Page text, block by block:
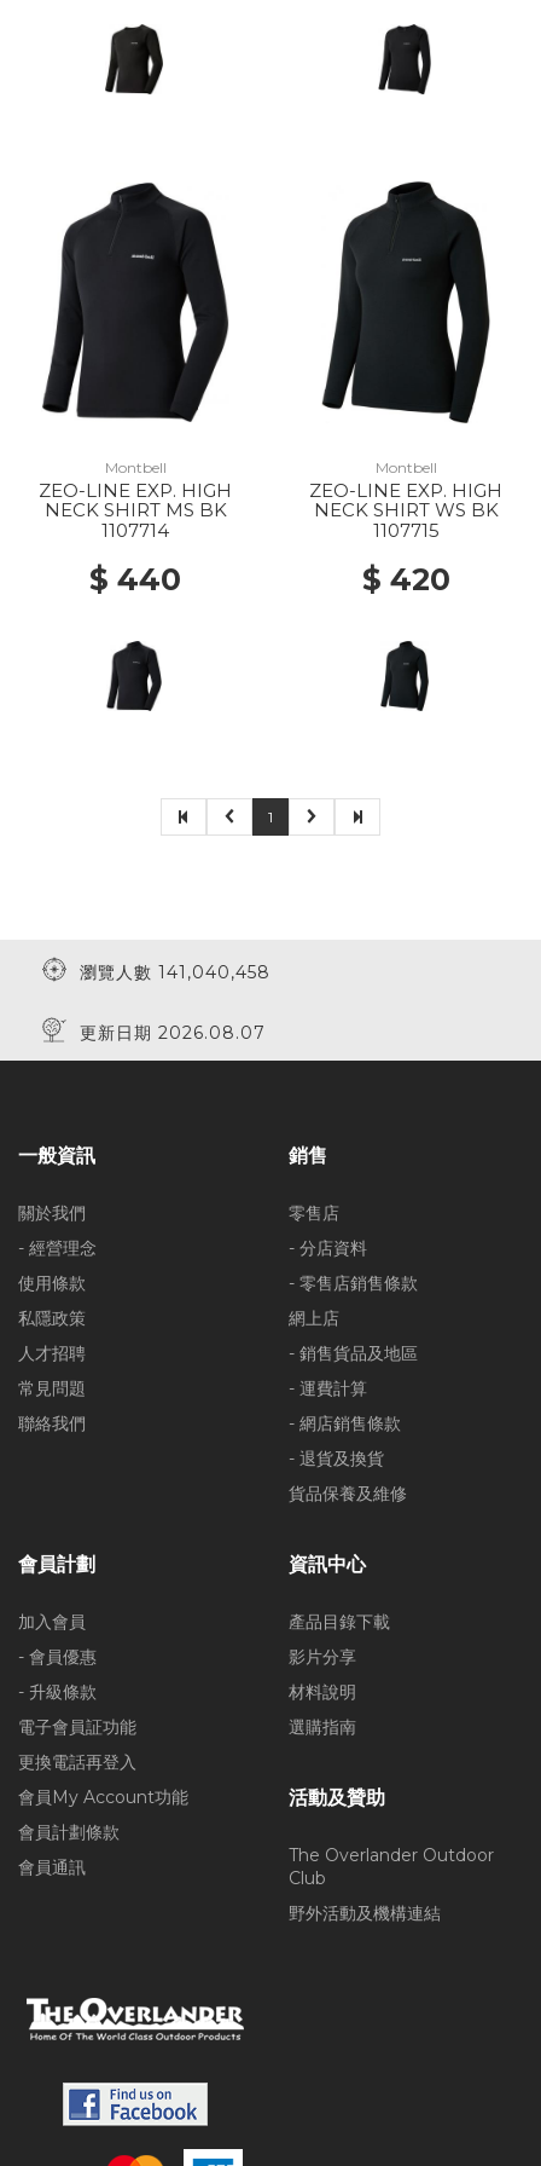
Montbell
ZEO-LINE EXP. HIGH
NECK SHIRT MS BK
1107714
$ 440
Montbell
ZEO-LINE EXP. HIGH
NECK SHIRT WS BK
1107715
$ 420
1
瀏覽人數 141,040,458
更新日期 2026.08.07
一般資訊
關於我們
- 經營理念
使用條款
私隱政策
人才招聘
常見問題
聯絡我們
銷售
零售店
- 分店資料
- 零售店銷售條款
網上店
- 銷售貨品及地區
- 運費計算
- 網店銷售條款
- 退貨及換貨
貨品保養及維修
會員計劃
加入會員
- 會員優惠
- 升級條款
電子會員証功能
更換電話再登入
會員My Account功能
會員計劃條款
會員通訊
資訊中心
產品目錄下載
影片分享
材料說明
選購指南
活動及贊助
The Overlander Outdoor
Club
野外活動及機構連結